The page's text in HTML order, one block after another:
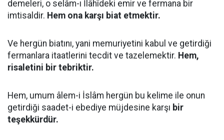
demeleri, o selâm-ı İlâhîdeki emir ve fermana bir
imtisaldir. Hem ona karşı biat etmektir.
Ve hergün biatını, yani memuriyetini kabul ve getirdiği
fermanlara itaatlerini tecdit ve tazelemektir. Hem,
risaletini bir tebriktir.
Hem, umum âlem-i İslâm hergün bu kelime ile onun
getirdiği saadet-i ebediye müjdesine karşı bir
teşekkürdür.